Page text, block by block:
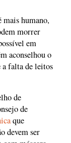
mais humano,
morrer
em
aconselhou o
a falta de leitos
de
de
que
devem ser